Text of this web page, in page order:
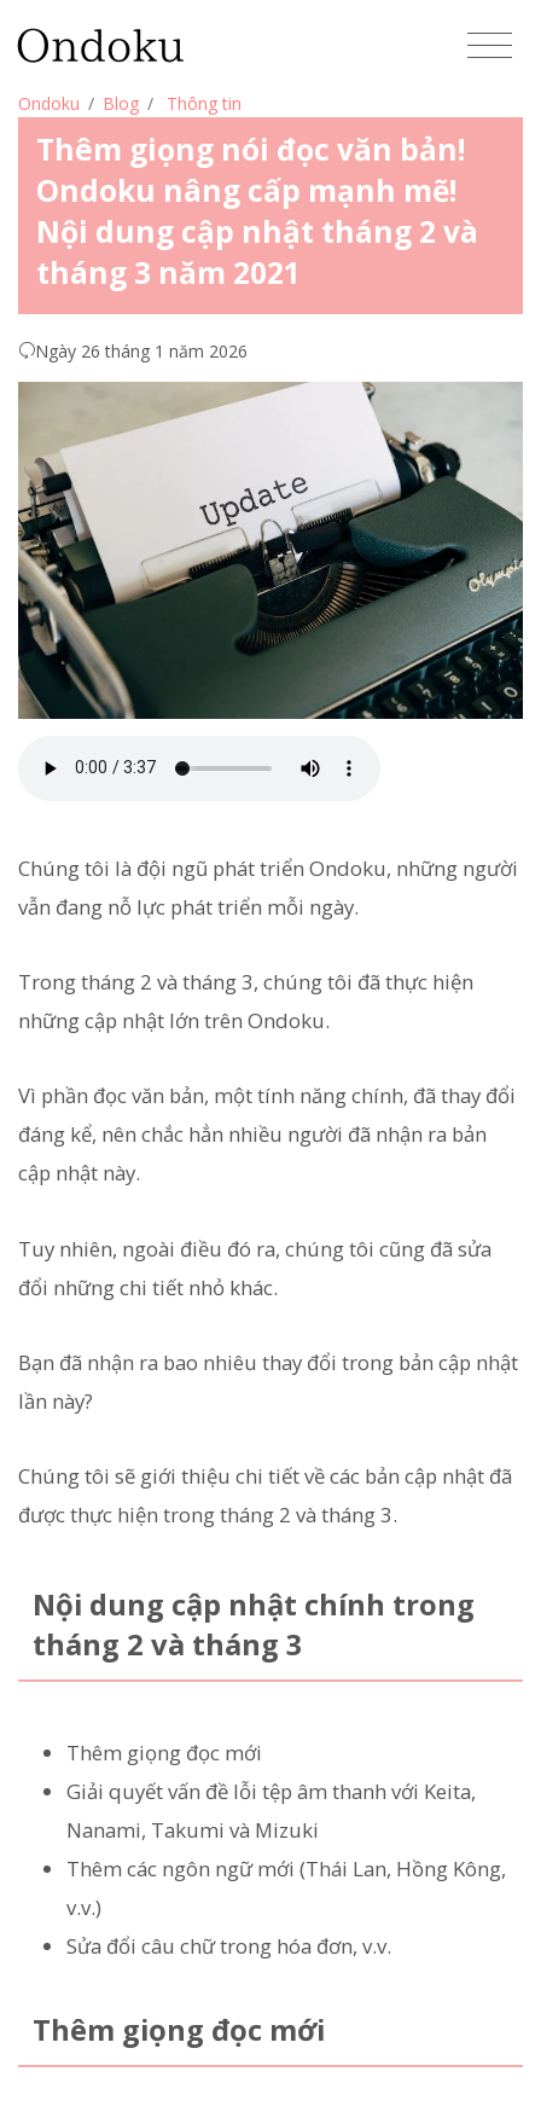
Ondoku Blog Thông tin
Thêm giọng nói đọc văn bản!
Ondoku nâng cấp mạnh mẽ!
Nội dung cập nhật tháng 2 và
tháng 3 năm 2021
Ngày 26 tháng 1 năm 2026
Chúng tôi là đội ngũ phát triển Ondoku, những người
vẫn đang nỗ lực phát triển mỗi ngày.
Trong tháng 2 và tháng 3, chúng tôi đã thực hiện
những cập nhật lớn trên Ondoku.
Vì phần đọc văn bản, một tính năng chính, đã thay đổi
đáng kể, nên chắc hẳn nhiều người đã nhận ra bản
cập nhật này.
Tuy nhiên, ngoài điều đó ra, chúng tôi cũng đã sửa
đổi những chi tiết nhỏ khác.
Bạn đã nhận ra bao nhiêu thay đổi trong bản cập nhật
lần này?
Chúng tôi sẽ giới thiệu chi tiết về các bản cập nhật đã
được thực hiện trong tháng 2 và tháng 3.
Nội dung cập nhật chính trong
tháng 2 và tháng 3
Thêm giọng đọc mới
Giải quyết vấn đề lỗi tệp âm thanh với Keita,
Nanami, Takumi và Mizuki
Thêm các ngôn ngữ mới (Thái Lan, Hồng Kông,
v.v.)
Sửa đổi câu chữ trong hóa đơn, v.v.
Thêm giọng đọc mới